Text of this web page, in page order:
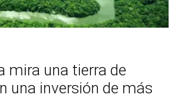
mira una tierra de
una inversión de más